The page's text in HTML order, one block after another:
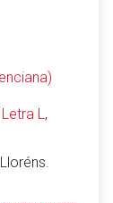
Letra L,